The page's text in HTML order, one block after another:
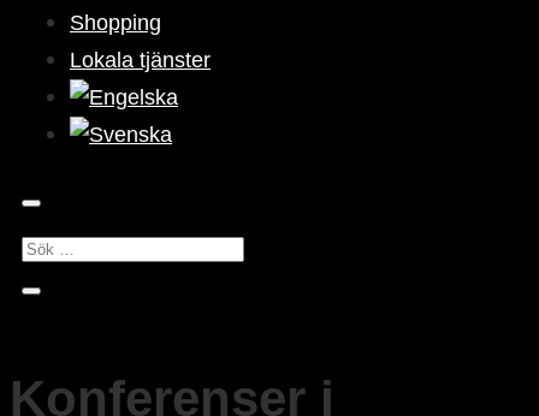
Shopping
Lokala tjänster
Konferenser i